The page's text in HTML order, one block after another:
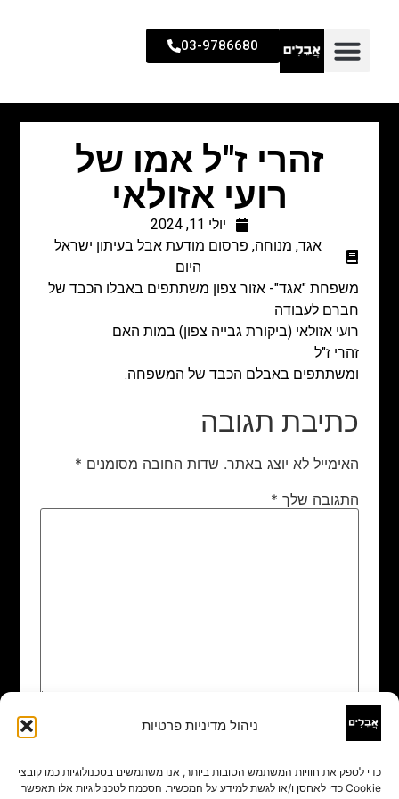
ניהול מדיניות פרטיות
כדי לספק את חוויות המשתמש הטובות ביותר, אנו משתמשים בטכנולוגיות כמו קובצי
Cookie כדי לאחסן ו/או לגשת למידע על המכשיר. הסכמה לטכנולוגיות אלו תאפשר
03-9786680
זהרי ז"ל אמו של
רועי אזולאי
יולי 11, 2024
אגד, מנוחה, פרסום מודעת אבל בעיתון ישראל
היום
משפחת "אגד"- אזור צפון משתתפים באבלו הכבד של
חברם לעבודה
רועי אזולאי (ביקורת גבייה צפון) במות האם
זהרי ז"ל
ומשתתפים באבלם הכבד של המשפחה.
כתיבת תגובה
האימייל לא יוצג באתר. שדות החובה מסומנים *
התגובה שלך *
שם